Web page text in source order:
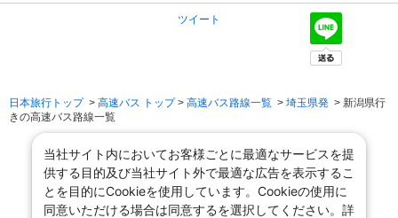
ツイート
日本旅行トップ> 高速バス トップ> 高速バス路線一覧 > 埼玉県発 > 新潟県行
きの高速バス路線一覧
当社サイト内においてお客様ごとに最適なサービスを提
供する目的及び当社サイト外で最適な広告を表示するこ
とを目的にCookieを使用しています。Cookieの使用に
同意いただける場合は同意するを選択してください。詳